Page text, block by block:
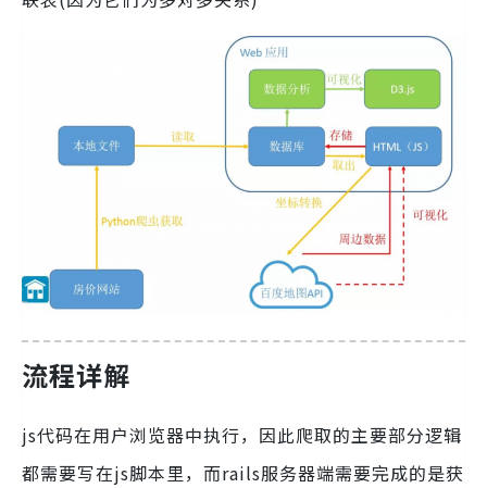
流程详解
js代码在用户浏览器中执行，因此爬取的主要部分逻辑
都需要写在js脚本里，而rails服务器端需要完成的是获